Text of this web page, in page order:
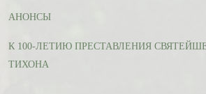
АНОНСЫ
К 100-ЛЕТИЮ ПРЕСТАВЛЕНИЯ
ТИХОНА